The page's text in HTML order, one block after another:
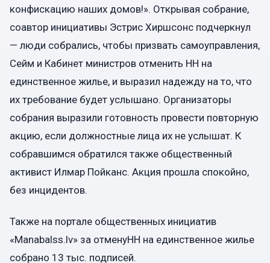
конфискацию наших домов!». Открывая собрание,
соавтор инициативы Эстрис Хиршсонс подчеркнул
— люди собрались, чтобы призвать самоуправления,
Сейм и Кабинет министров отменить НН на
единственное жилье, и выразил надежду на то, что
их требование будет услышано. Организаторы
собрания выразили готовность провести повторную
акцию, если должностные лица их не услышат. К
собравшимся обратился также общественный
активист Илмар Пойканс. Акция прошла спокойно,
без инцидентов.
Также на портале общественных инициатив
«Manabalss.lv» за отменуНН на единственное жилье
собрано 13 тыс. подписей.